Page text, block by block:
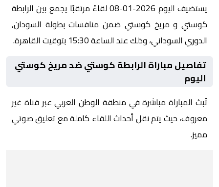
يستضيف اليوم 2026-01-08 لقاءً مرتقبًا يجمع بين الرابطة
كوستي و مريخ كوستي ضمن منافسات بطولة السودان,
الدوري السوداني، وذلك عند الساعة 15:30 بتوقيت القاهرة.
تفاصيل مباراة الرابطة كوستي ضد مريخ كوستي
اليوم
تُبث المباراة مباشرة في منطقة الوطن العربي عبر قناة غير
معروف، حيث يتم نقل أحداث اللقاء كاملة مع تعليق صوتي
مميز.